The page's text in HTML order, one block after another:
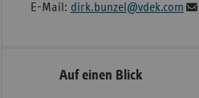
E-Mail: dirk.bunzel@vdek.com
Seitennavigation
SeitenleisteAuf einen Blick